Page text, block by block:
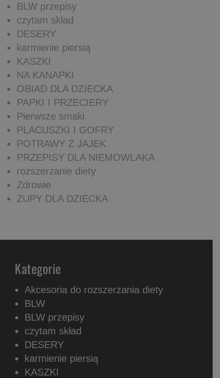
BLW przepisy
czytam skład
DESERY
karmienie piersią
KASZKI
NA KANAPKI
OBIAD DLA DZIECKA
PAPKI I PRZECIERY
Pierwsze smaki
PLACUSZKI I GOFRY
POTRAWY Z JAJEK
PRZEPISY DLA NIEMOWLAKA
rozszerzanie diety
Zdrowie
ZUPY DLA DZIECKA
Kategorie
Akcesoria do rozszerzania diety
BLW
BLW przepisy
czytam skład
DESERY
karmienie piersią
KASZKI